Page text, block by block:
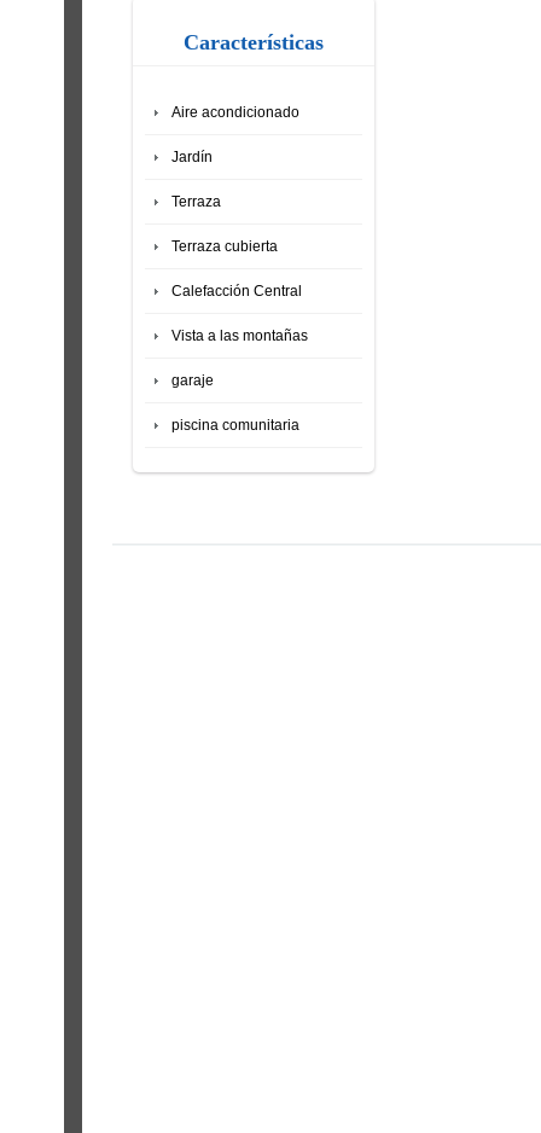
Características
Aire acondicionado
Jardín
Terraza
Terraza cubierta
Calefacción Central
Vista a las montañas
garaje
piscina comunitaria